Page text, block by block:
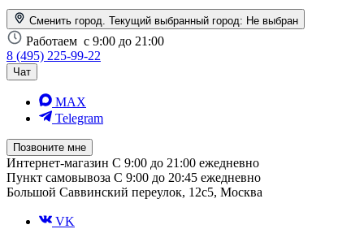
Сменить город. Текущий выбранный город: Не выбран
Работаем с 9:00 до 21:00
8 (495) 225-99-22
Чат
MAX
Telegram
Позвоните мне
Интернет-магазин С 9:00 до 21:00 ежедневно
Пункт самовывоза С 9:00 до 20:45 ежедневно
Большой Саввинский переулок, 12с5, Москва
VK